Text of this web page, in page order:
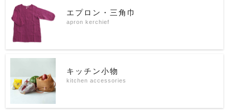
エプロン・三角巾
apron kerchief
キッチン小物
kitchen accessories